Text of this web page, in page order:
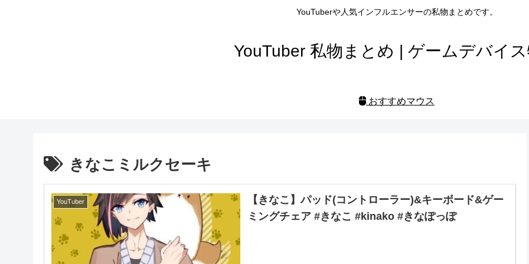
YouTuberや人気インフルエンサーの私物まとめです。
YouTuber 私物まとめ | ゲームデバイ
おすすめマウス
きなこミルクセーキ
YouTuber
【きなこ】パッド(コントローラー)&キーボード&ゲー
ミングチェア #きなこ #kinako #きなぽっぽ